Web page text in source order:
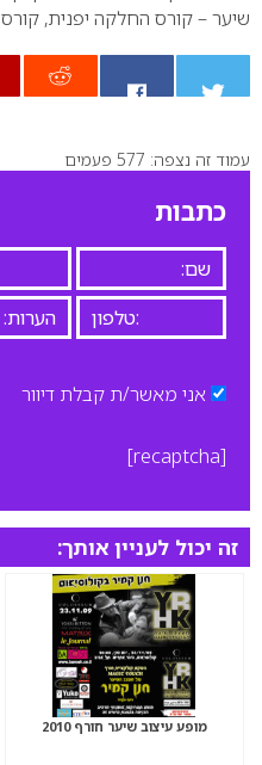
שיער – קורס החלקה יפנית,
0
עמוד זה נצפה: 577 פעמים
כתבות
אני מאשר/ת קבלת דיוור
[recaptcha]
זה יכול לעניין אותך:
מופע עיצוב שיער חורף 2010